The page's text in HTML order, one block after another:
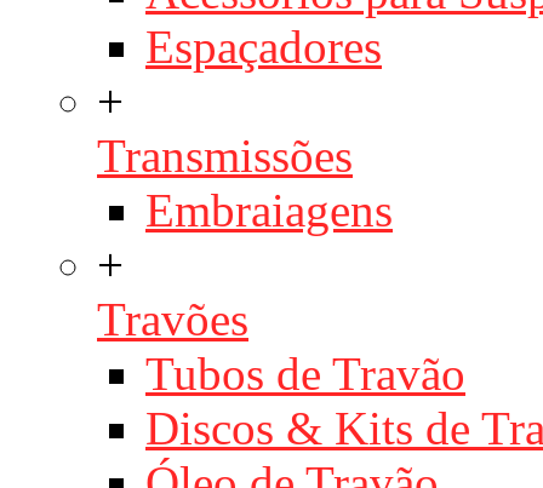
Espaçadores
+
Transmissões
Embraiagens
+
Travões
Tubos de Travão
Discos & Kits de